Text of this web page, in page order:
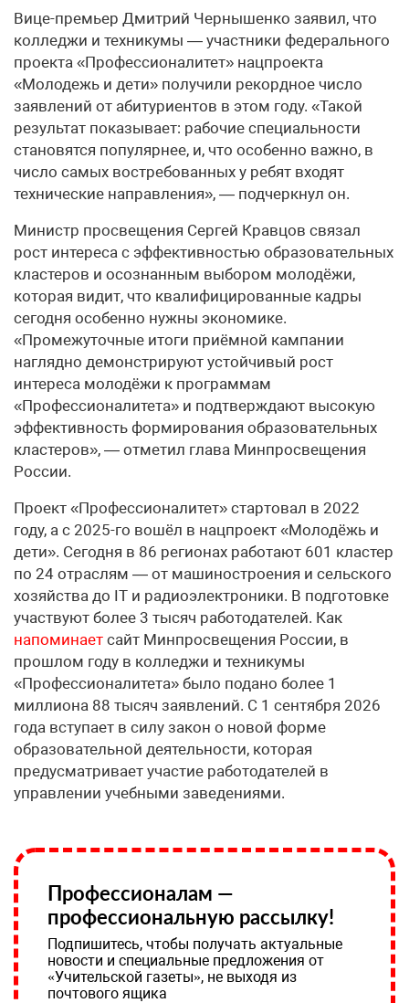
Вице-премьер Дмитрий Чернышенко заявил, что
колледжи и техникумы — участники федерального
проекта «Профессионалитет» нацпроекта
«Молодежь и дети» получили рекордное число
заявлений от абитуриентов в этом году. «Такой
результат показывает: рабочие специальности
становятся популярнее, и, что особенно важно, в
число самых востребованных у ребят входят
технические направления», — подчеркнул он.
Министр просвещения Сергей Кравцов связал
рост интереса с эффективностью образовательных
кластеров и осознанным выбором молодёжи,
которая видит, что квалифицированные кадры
сегодня особенно нужны экономике.
«Промежуточные итоги приёмной кампании
наглядно демонстрируют устойчивый рост
интереса молодёжи к программам
«Профессионалитета» и подтверждают высокую
эффективность формирования образовательных
кластеров», — отметил глава Минпросвещения
России.
Проект «Профессионалитет» стартовал в 2022
году, а с 2025-го вошёл в нацпроект «Молодёжь и
дети». Сегодня в 86 регионах работают 601 кластер
по 24 отраслям — от машиностроения и сельского
хозяйства до IT и радиоэлектроники. В подготовке
участвуют более 3 тысяч работодателей. Как
напоминает сайт Минпросвещения России, в
прошлом году в колледжи и техникумы
«Профессионалитета» было подано более 1
миллиона 88 тысяч заявлений. С 1 сентября 2026
года вступает в силу закон о новой форме
образовательной деятельности, которая
предусматривает участие работодателей в
управлении учебными заведениями.
Профессионалам —
профессиональную рассылку!
Подпишитесь, чтобы получать актуальные
новости и специальные предложения от
«Учительской газеты», не выходя из
почтового ящика